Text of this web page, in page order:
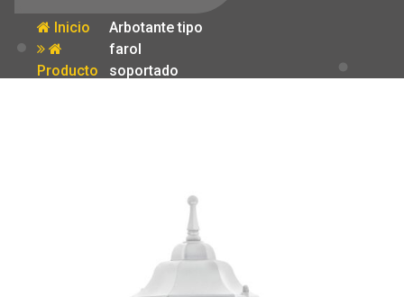
Inicio
Producto
Arbotante tipo
farol
soportado